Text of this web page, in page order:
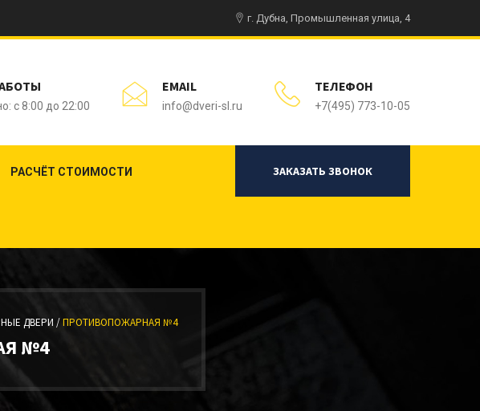
г. Дубна, Промышленная улица, 4
с 8:00 до 22:00
EMAIL
info@dveri-sl.ru
ТЕЛЕФОН
+7(495) 773-10-05
РАСЧЁТ СТОИМОСТИ ЗАКАЗАТЬ ЗВОНОК
ДВЕРИ /ПРОТИВОПОЖАРНАЯ №4
№4